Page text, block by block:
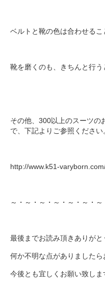
ベルトと靴の色は合わせるこ
靴を磨くのも、きちんと行う
その他、300以上のスーツの
で、下記よりご参照ください
http://www.k51-
～・～・～・～・～・～・
最後までお読み頂きありがと
何か不明な点がありましたら
今後とも宜しくお願い致し